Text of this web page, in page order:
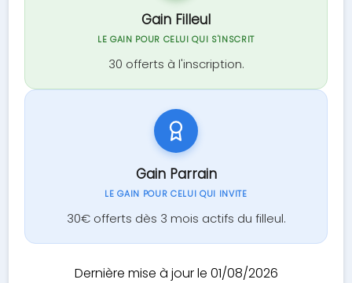
Gain Filleul
LE GAIN POUR CELUI QUI S'INSCRIT
30 offerts à l'inscription.
Gain Parrain
LE GAIN POUR CELUI QUI INVITE
30€ offerts dès 3 mois actifs du filleul.
Dernière mise à jour le 01/08/2026